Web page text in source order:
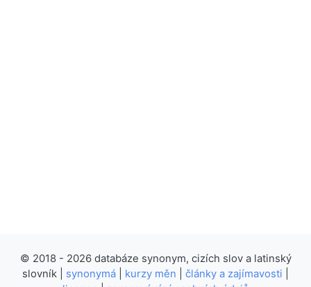
© 2018 - 2026 databáze synonym, cizích slov a latinský
slovník | synonymá kurzy měn články a zajímavosti